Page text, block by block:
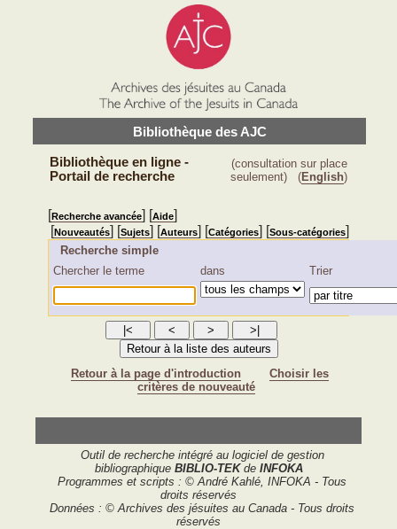
Bibliothèque des AJC
Bibliothèque en ligne -
Portail de recherche
(consultation sur place
seulement) (English)
[Recherche avancée] [Aide]
[Nouveautés] [Sujets] [Auteurs] [Catégories] [Sous-catégories]
Recherche simple
Chercher le terme
dans Trier
Retour à la page d'introduction
Choisir les
critères de nouveauté
Outil de recherche intégré au logiciel de gestion
bibliographique BIBLIO-TEKde INFOKA
Programmes et scripts : © André Kahlé, INFOKA - Tous
droits réservés
Données : © Archives des jésuites au Canada - Tous droits
réservés